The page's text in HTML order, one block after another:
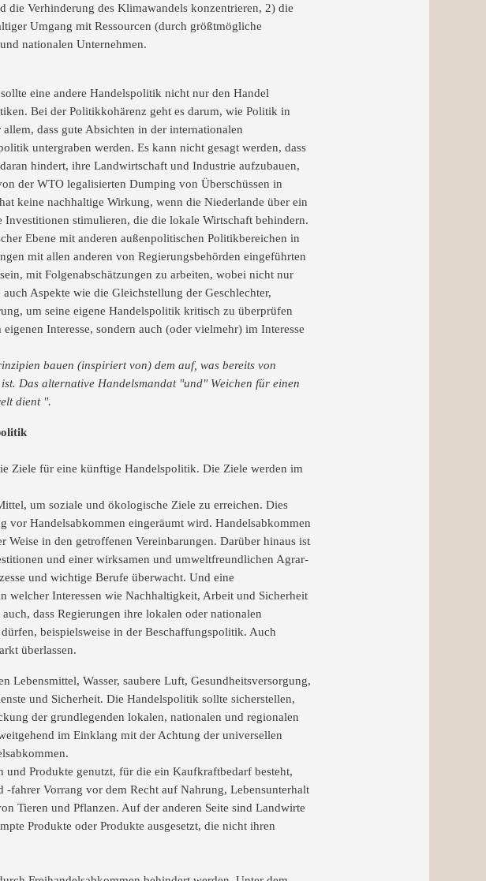
die Verhinderung des Klimawandels konzentrieren, 2) die
Umgang mit Ressourcen (durch größtmögliche
nationalen Unternehmen.
eine andere Handelspolitik nicht nur den Handel
Bei der Politikkohärenz geht es darum, wie Politik in
dass gute Absichten in der internationalen
untergraben werden. Es kann nicht gesagt werden, dass
hindert, ihre Landwirtschaft und Industrie aufzubauen,
der WTO legalisierten Dumping von Überschüssen in
keine nachhaltige Wirkung, wenn die Niederlande über ein
stimulieren, die die lokale Wirtschaft behindern.
Ebene mit anderen außenpolitischen Politikbereichen in
mit allen anderen von Regierungsbehörden eingeführten
mit Folgenabschätzungen zu arbeiten, wobei nicht nur
Aspekte wie die Gleichstellung der Geschlechter,
um seine eigene Handelspolitik kritisch zu überprüfen
Interesse, sondern auch (oder vielmehr) im Interesse
bauen (inspiriert von) dem auf, was bereits von
Das alternative Handelsmandat "und" Weichen für einen
dient ".
Ziele für eine künftige Handelspolitik. Die Ziele werden im
um soziale und ökologische Ziele zu erreichen. Dies
vor Handelsabkommen eingeräumt wird. Handelsabkommen
in den getroffenen Vereinbarungen. Darüber hinaus ist
und einer wirksamen und umweltfreundlichen Agrar-
und wichtige Berufe überwacht. Und eine
welcher Interessen wie Nachhaltigkeit, Arbeit und Sicherheit
dass Regierungen ihre lokalen oder nationalen
beispielsweise in der Beschaffungspolitik. Auch
überlassen.
Wasser, saubere Luft, Gesundheitsversorgung,
und Sicherheit. Die Handelspolitik sollte sicherstellen,
der grundlegenden lokalen, nationalen und regionalen
im Einklang mit der Achtung der universellen
Produkte genutzt, für die ein Kaufkraftbedarf besteht,
fahrer Vorrang vor dem Recht auf Nahrung, Lebensunterhalt
Tieren und Pflanzen. Auf der anderen Seite sind Landwirte
Produkte oder Produkte ausgesetzt, die nicht ihren